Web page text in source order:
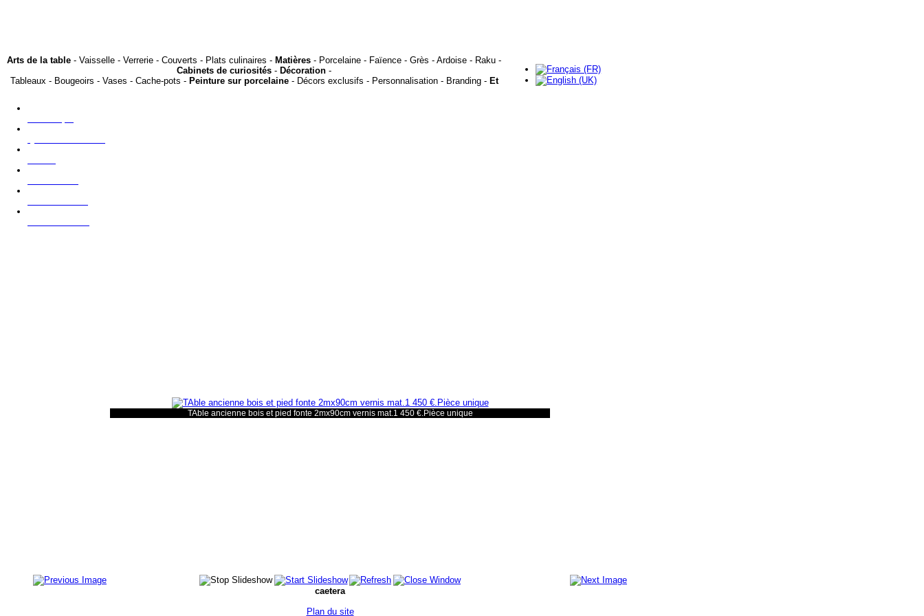
TAble ancienne bois et pied fonte 2mx90cm vernis mat.1 450 €.Pièce unique
Arts de la table - Vaisselle - Verrerie - Couverts - Plats culinaires - Matières - Porcelaine - Faïence - Grès - Ardoise - Raku -
Cabinets de curiosités - Décoration -
Tableaux - Bougeoirs - Vases - Cache-pots - Peinture sur porcelaine- Décors exclusifs - Personnalisation - Branding - Et
caetera
Plan du site